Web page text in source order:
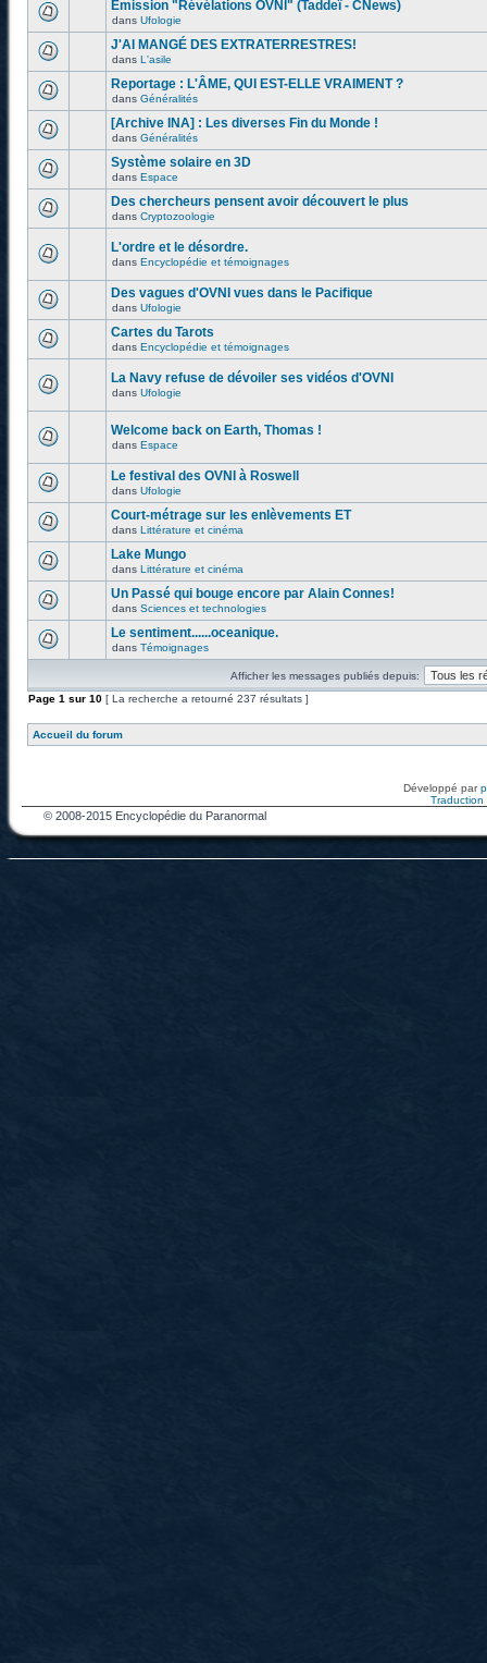
Emission "Révélations OVNI" (Taddeï - CNews)
dans Ufologie
J'AI MANGÉ DES EXTRATERRESTRES!
dans L'asile
Reportage : L'ÂME, QUI EST-ELLE VRAIMENT ?
dans Généralités
[Archive INA] : Les diverses Fin du Monde !
dans Généralités
Système solaire en 3D
dans Espace
Des chercheurs pensent avoir découvert le plus
dans Cryptozoologie
L'ordre et le désordre.
dans Encyclopédie et témoignages
Des vagues d'OVNI vues dans le Pacifique
dans Ufologie
Cartes du Tarots
dans Encyclopédie et témoignages
La Navy refuse de dévoiler ses vidéos d'OVNI
dans Ufologie
Welcome back on Earth, Thomas !
dans Espace
Le festival des OVNI à Roswell
dans Ufologie
Court-métrage sur les enlèvements ET
dans Littérature et cinéma
Lake Mungo
dans Littérature et cinéma
Un Passé qui bouge encore par Alain Connes!
dans Sciences et technologies
Le sentiment......oceanique.
dans Témoignages
Afficher les messages publiés depuis:
Page 1 sur 10 [ La recherche a retourné 237 résultats ]
Accueil du forum
Développé par
Traduction
© 2008-2015 Encyclopédie du Paranormal